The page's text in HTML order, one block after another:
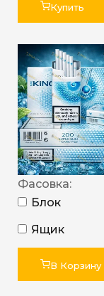
Купить
Фасовка:
Блок
Ящик
В Корзину